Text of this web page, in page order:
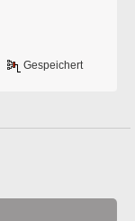
Gespeichert